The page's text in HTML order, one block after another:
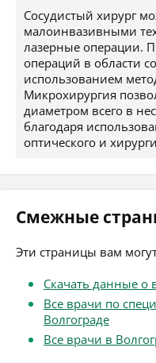
Сосудистый хирург
малоинвазивными
лазерные операции.
операций в области
использованием
Микрохирургия
диаметром всего в
благодаря
оптического и
Смежные
Эти страницы вам
Скачать данные о
Все врачи по
Волгограде
Все врачи в